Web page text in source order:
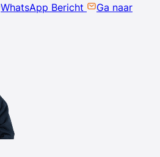
WhatsApp Bericht
Ga naar